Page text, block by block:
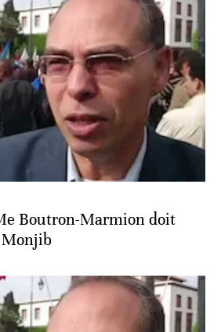
Boutron-Marmion doit
Monjib